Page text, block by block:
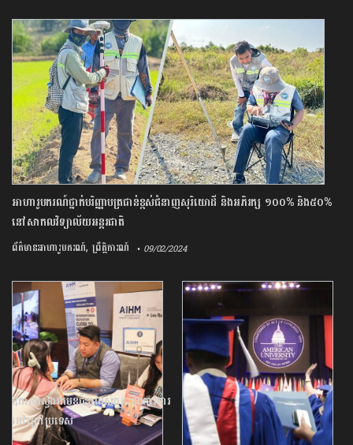
អាហារូបករណ៍ថ្នាក់បរិញ្ញាបត្រជាន់ខ្ពស់ជំនាញសុរិយោដី និងអភិរក្ស ១០០% និង៥០%
នៅសាកលវិទ្យាល័យអន្តរជាតិ
ព័ត៌មានអាហារូបករណ៍,ព្រឹត្តិការណ៍ • 09/02/2024
ឱកាសស្វែងរកមុខជំនាញសិក្សា និងការងារ
នៅក្រៅប្រទេស